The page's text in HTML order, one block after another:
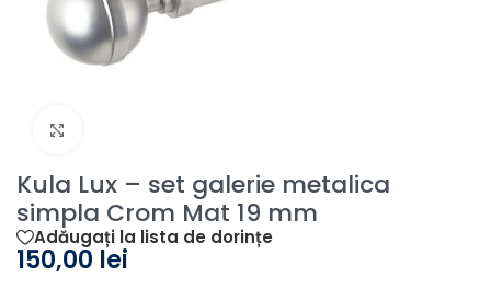
Kula Lux – set galerie metalica
simpla Crom Mat 19 mm
Adăugați la lista de dorințe
150,00 lei